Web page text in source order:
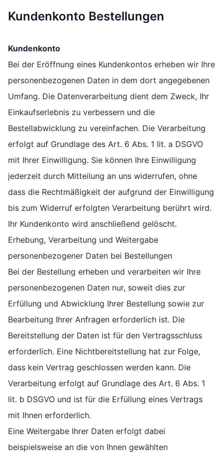
Kundenkonto Bestellungen
Kundenkonto
Bei der Eröffnung eines Kundenkontos erheben wir Ihre
personenbezogenen Daten in dem dort angegebenen
Umfang. Die Datenverarbeitung dient dem Zweck, Ihr
Einkaufserlebnis zu verbessern und die
Bestellabwicklung zu vereinfachen. Die Verarbeitung
erfolgt auf Grundlage des Art. 6 Abs. 1 lit. a DSGVO
mit Ihrer Einwilligung. Sie können Ihre Einwilligung
jederzeit durch Mitteilung an uns widerrufen, ohne
dass die Rechtmäßigkeit der aufgrund der Einwilligung
bis zum Widerruf erfolgten Verarbeitung berührt wird.
Ihr Kundenkonto wird anschließend gelöscht.
Erhebung, Verarbeitung und Weitergabe
personenbezogener Daten bei Bestellungen
Bei der Bestellung erheben und verarbeiten wir Ihre
personenbezogenen Daten nur, soweit dies zur
Erfüllung und Abwicklung Ihrer Bestellung sowie zur
Bearbeitung Ihrer Anfragen erforderlich ist. Die
Bereitstellung der Daten ist für den Vertragsschluss
erforderlich. Eine Nichtbereitstellung hat zur Folge,
dass kein Vertrag geschlossen werden kann. Die
Verarbeitung erfolgt auf Grundlage des Art. 6 Abs. 1
lit. b DSGVO und ist für die Erfüllung eines Vertrags
mit Ihnen erforderlich.
Eine Weitergabe Ihrer Daten erfolgt dabei
beispielsweise an die von Ihnen gewählten